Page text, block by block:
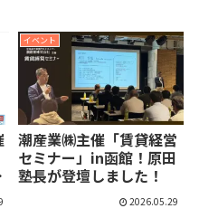
イベント
潮産業㈱主催「賃貸経営
セミナー」in函館！原田
塾長が登壇しました！
2026.05.29